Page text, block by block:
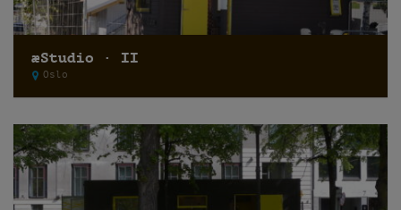
æStudio · II
Oslo